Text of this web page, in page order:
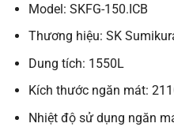
Model: SKFG-150.ICB
Thương hiệu: SK
Dung tích: 1550L
Kích thước ngăn mát:
Nhiệt độ sử dụng ngăn